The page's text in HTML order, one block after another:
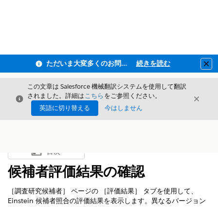
ただいま大変多くのお問い合わせをいただいており、ご連絡までにお時間を頂戴しております 続きを読む
閉じる
この文章は Salesforce 機械翻訳システムを使用して翻訳
されました。詳細はこちら をご参照ください。
英語に切り替える
今はしません
閉じる
目次を表示
目次
候補者評価結果の確認
［調査研究候補者］ ページの ［評価結果］ タブを使用して、
Einstein 候補者照合の評価結果を表示します。異なるバージョン